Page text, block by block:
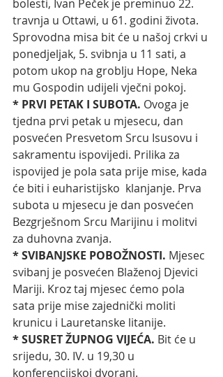
bolesti, Ivan Peček je preminuo 22.
travnja u Ottawi, u 61. godini života.
Sprovodna misa bit će u našoj crkvi u
ponedjeljak, 5. svibnja u 11 sati, a
potom ukop na groblju Hope, Neka
mu Gospodin udijeli vječni pokoj.
* PRVI PETAK I SUBOTA. Ovoga je
tjedna prvi petak u mjesecu, dan
posvećen Presvetom Srcu Isusovu i
sakramentu ispovijedi. Prilika za
ispovijed je pola sata prije mise, kada
će biti i euharistijsko  klanjanje. Prva
subota u mjesecu je dan posvećen
Bezgrješnom Srcu Marijinu i molitvi
za duhovna zvanja.
* SVIBANJSKE POBOŽNOSTI. Mjesec
svibanj je posvećen Blaženoj Djevici
Mariji. Kroz taj mjesec ćemo pola
sata prije mise zajednički moliti
krunicu i Lauretanske litanije.
* SUSRET ŽUPNOG VIJEĆA. Bit će u
srijedu, 30. IV. u 19,30 u
konferencijskoj dvorani.